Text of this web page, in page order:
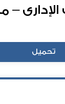
–
تحميل